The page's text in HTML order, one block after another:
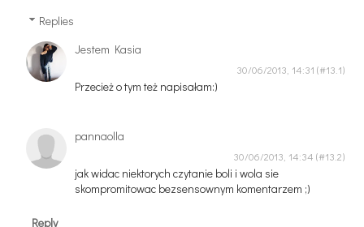
Replies
Jestem Kasia
30/06/2013, 14:31
Przecież o tym też napisałam:)
pannaolla
30/06/2013, 14:34
jak widac niektorych czytanie boli i wola sie
skompromitowac bezsensownym komentarzem ;)
Reply